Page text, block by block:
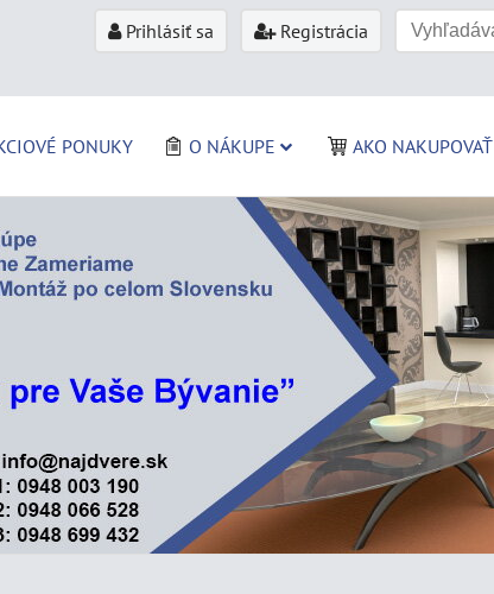
Prihlásiť sa Registrácia
PONUKY O NÁKUPE AKO NAKUPOVAŤ